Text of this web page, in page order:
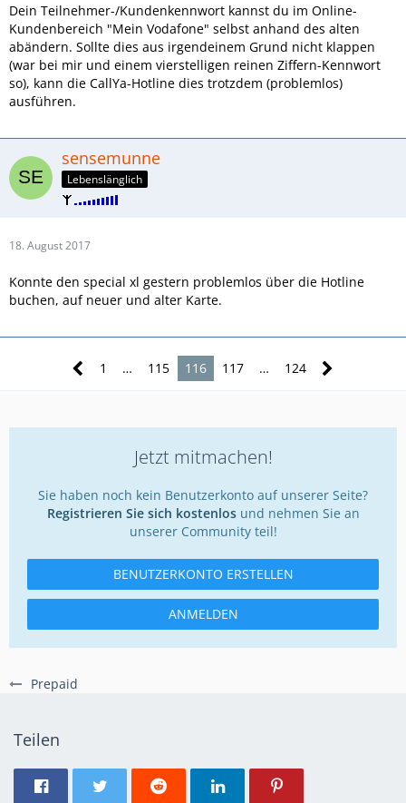
Prepaid
Dein Teilnehmer-/Kundenkennwort kannst du im Online-
Kundenbereich "Mein Vodafone" selbst anhand des alten
abändern. Sollte dies aus irgendeinem Grund nicht klappen
(war bei mir und einem vierstelligen reinen Ziffern-Kennwort
so), kann die CallYa-Hotline dies trotzdem (problemlos)
ausführen.
sensemunne
Lebenslänglich
18. August 2017
Konnte den special xl gestern problemlos über die Hotline
buchen, auf neuer und alter Karte.
1 … 115 116 117 … 124
Jetzt mitmachen!
Sie haben noch kein Benutzerkonto auf unserer Seite?
Registrieren Sie sich kostenlosund nehmen Sie an
unserer Community teil!
BENUTZERKONTO ERSTELLEN
ANMELDEN
Teilen